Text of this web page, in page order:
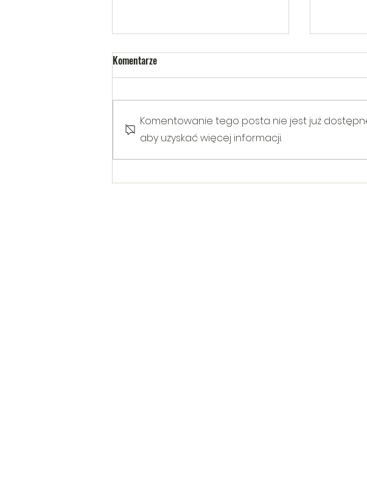
Warsztaty poruszające temat
V
Komentarze
Komentowanie tego posta nie jest już
aby uzyskać więcej informacji.